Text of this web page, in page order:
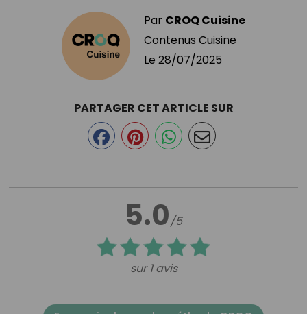
Par CROQ Cuisine
Contenus Cuisine
Le 28/07/2025
5.0/5
sur 1 avis
PARTAGER CET ARTICLE SUR